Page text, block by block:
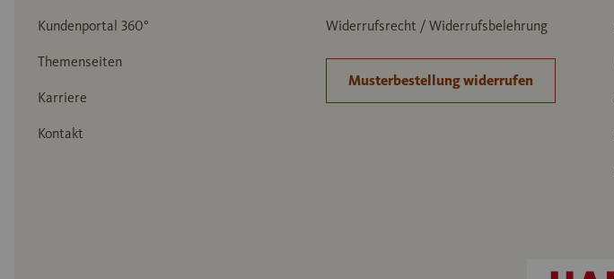
Kundenportal 360°
Themenseiten
Karriere
Kontakt
Widerrufsrecht / Widerrufsbelehrung
Musterbestellung widerrufen